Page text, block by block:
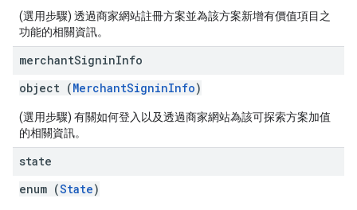
(選用步驟) 透過商家網站註冊方案並為該方案新增有價值項目之
功能的相關資訊。
merchantSigninInfo
object (MerchantSigninInfo)
(選用步驟) 有關如何登入以及透過商家網站為該可探索方案加值
的相關資訊。
state
enum (State)